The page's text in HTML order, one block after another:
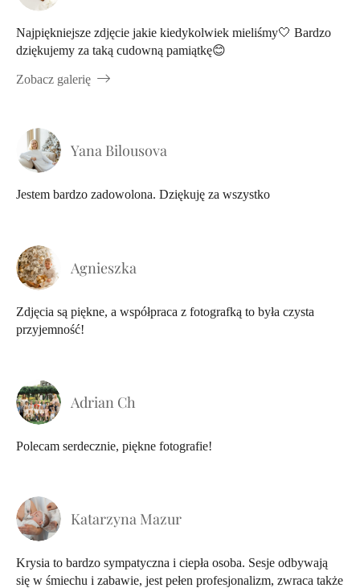
Najpiękniejsze zdjęcie jakie kiedykolwiek mieliśmy🤍 Bardzo
dziękujemy za taką cudowną pamiątkę😊
Zobacz galerię
Yana Bilousova
Jestem bardzo zadowolona. Dziękuję za wszystko
Agnieszka
Zdjęcia są piękne, a współpraca z fotografką to była czysta
przyjemność!
Adrian Ch
Polecam serdecznie, piękne fotografie!
Katarzyna Mazur
Krysia to bardzo sympatyczna i ciepła osoba. Sesje odbywają
się w śmiechu i zabawie, jest pełen profesjonalizm, zwraca także